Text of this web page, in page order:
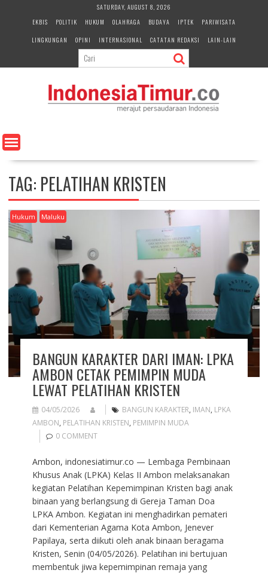
e
n
SATURDAY, AUGUST 8, 2026
EKBIS
POLITIK HUKUM OLAHRAGA BUDAYA IPTEK
PARIWISATA
LINGKUNGAN
OPINI INTERNASIONAL CATATAN REDAKSI LAIN-LAIN
TAG: PELATIHAN KRISTEN
Hukum Maluku
BANGUN KARAKTER DARI IMAN: LPKA
AMBON CETAK PEMIMPIN MUDA
LEWAT PELATIHAN KRISTEN
04/05/2026 BANGUN KARAKTER, IMAN, LPKA
AMBON, PELATIHAN KRISTEN, PEMIMPIN MUDA
0 COMMENT
Ambon, indonesiatimur.co — Lembaga Pembinaan
Khusus Anak (LPKA) Kelas II Ambon melaksanakan
kegiatan Pelatihan Kepemimpinan Kristen bagi anak
binaan yang berlangsung di Gereja Taman Doa
LPKA Ambon. Kegiatan ini menghadirkan pemateri
dari Kementerian Agama Kota Ambon, Jenever
Papilaya, serta diikuti oleh anak binaan beragama
Kristen, Senin (04/05/2026). Pelatihan ini bertujuan
membentuk jiwa kepemimpinan remaja yang